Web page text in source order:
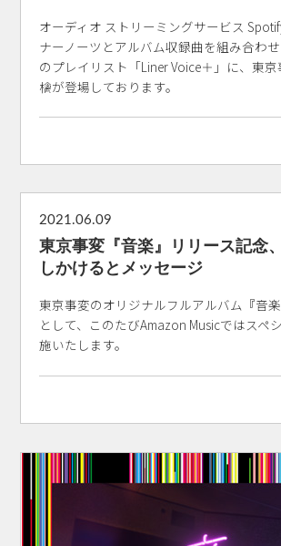
オーディオ ストリーミングサービス
ナーノーツとアルバム収録曲を組み合わ
のプレイリスト「Liner Voice＋」に、東
檎が登場しております。
2021.06.09
東京事変『音楽』リリース記念
しかけるとメッセージ
東京事変のオリジナルフルアルバム『音
として、このたびAmazon Musicではスペ
施いたします。